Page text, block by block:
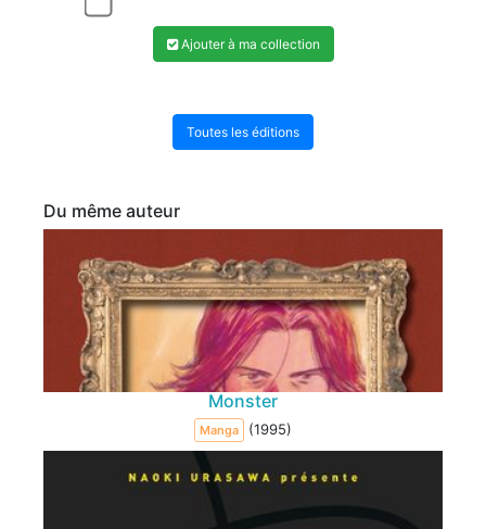
Ajouter à ma collection
Toutes les éditions
Du même auteur
Monster
Manga (1995)